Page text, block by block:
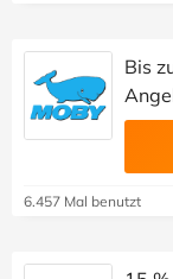
Bis
6.457 Mal benutzt